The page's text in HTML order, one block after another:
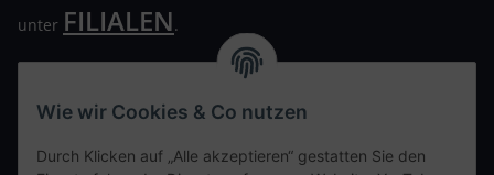
unter FILIALEN.
Wir freuen uns auf Euren Besuch. Bitte beachtet die
Wie wir Cookies & Co nutzen
Durch Klicken auf „Alle akzeptieren“ gestatten Sie den